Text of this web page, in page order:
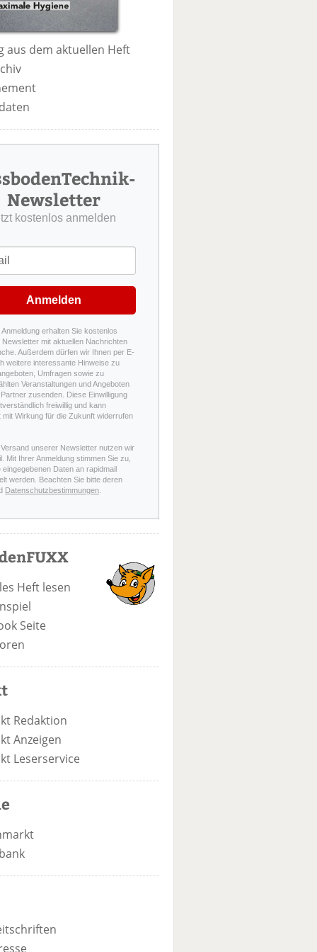
aus dem aktuellen Heft
Newsletter
kostenlos anmelden
Anmelden
Anmeldung erhalten Sie kostenlos
Newsletter mit aktuellen Nachrichten
Außerdem dürfen wir Ihnen per E-
weitere interessante Hinweise zu
Umfragen sowie zu
Veranstaltungen und Angeboten
zusenden. Diese Einwilligung
freiwillig und kann
mit Wirkung für die Zukunft widerrufen
Versand unserer Newsletter nutzen wir
Mit Ihrer Anmeldung stimmen Sie zu,
eingegebenen Daten an rapidmail
werden. Beachten Sie bitte deren
Datenschutzbestimmungen.
Heft lesen
Seite
Redaktion
Anzeigen
Leserservice